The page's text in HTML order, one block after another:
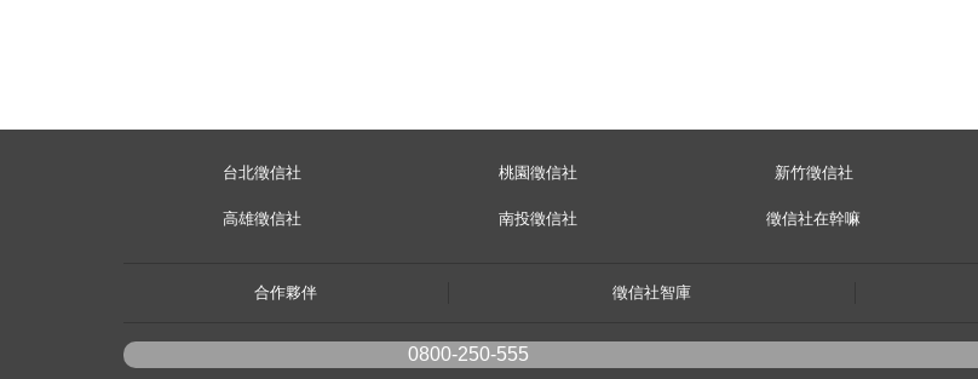
台北徵信社 桃園徵信社 新竹徵信社
高雄徵信社 南投徵信社 徵信社在幹嘛
合作夥伴 徵信社智庫
0800-250-555